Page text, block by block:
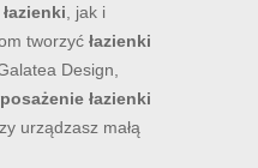
, jak i
tworzyć łazienki
Design,
łazienki
urządzasz małą